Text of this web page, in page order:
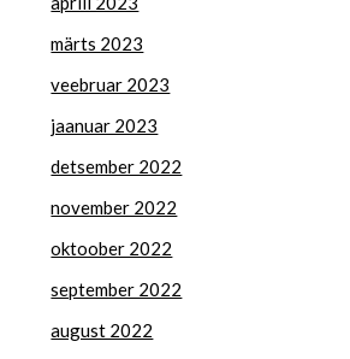
märts 2023
veebruar 2023
jaanuar 2023
detsember 2022
november 2022
oktoober 2022
september 2022
august 2022